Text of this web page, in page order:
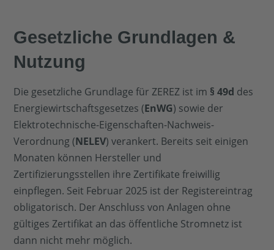
Gesetzliche Grundlagen &
Nutzung
Die gesetzliche Grundlage für ZEREZ ist im § 49d des
Energiewirtschaftsgesetzes (EnWG) sowie der
Elektrotechnische-Eigenschaften-Nachweis-
Verordnung (NELEV) verankert. Bereits seit einigen
Monaten können Hersteller und
Zertifizierungsstellen ihre Zertifikate freiwillig
einpflegen. Seit Februar 2025 ist der Registereintrag
obligatorisch. Der Anschluss von Anlagen ohne
gültiges Zertifikat an das öffentliche Stromnetz ist
dann nicht mehr möglich.